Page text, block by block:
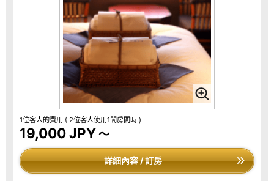
1位客人的費用 ( 2位客人使用1間房間時 )
19,000 JPY～
詳細內容 / 訂房